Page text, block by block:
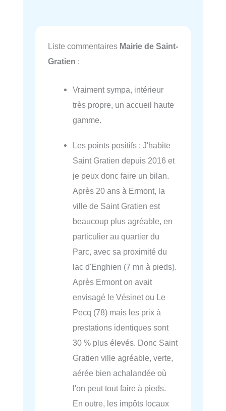
Liste commentaires Mairie de Saint-
Gratien :
Vraiment sympa, intérieur
très propre, un accueil haute
gamme.
Les points positifs : J'habite
Saint Gratien depuis 2016 et
je peux donc faire un bilan.
Après 20 ans à Ermont, la
ville de Saint Gratien est
beaucoup plus agréable, en
particulier au quartier du
Parc, avec sa proximité du
lac d'Enghien (7 mn à pieds).
Après Ermont on avait
envisagé le Vésinet ou Le
Pecq (78) mais les prix à
prestations identiques sont
30 % plus élevés. Donc Saint
Gratien ville agréable, verte,
aérée bien achalandée où
l'on peut tout faire à pieds.
En outre, les impôts locaux